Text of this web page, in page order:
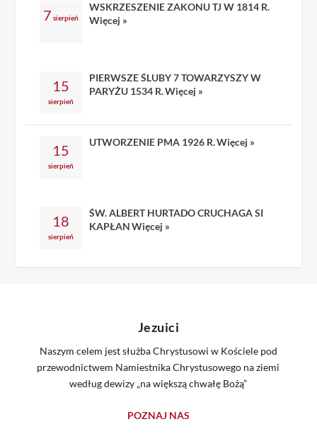
7 sierpień
WSKRZESZENIE ZAKONU TJ W 1814 R.
Więcej »
15
sierpień
PIERWSZE ŚLUBY 7 TOWARZYSZY W
PARYŻU 1534 R.Więcej »
15
sierpień
UTWORZENIE PMA 1926 R.Więcej »
18
sierpień
ŚW. ALBERT HURTADO CRUCHAGA SI
KAPŁAN Więcej »
Jezuici
Naszym celem jest służba Chrystusowi w Kościele pod
przewodnictwem Namiestnika Chrystusowego na ziemi
według dewizy „na większą chwałę Bożą”
POZNAJ NAS